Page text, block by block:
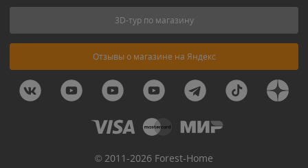
3D-тур по магазину
Отзывы о магазине на Яндекс
© 2011-2026 Forest-Home